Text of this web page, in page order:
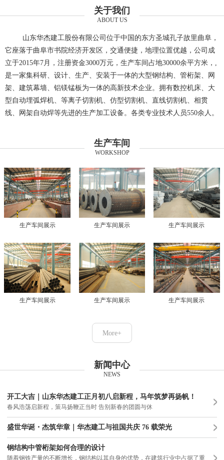
关于我们
ABOUT US
山东华杰建工股份有限公司位于中国的东方圣城孔子故里曲阜，
它座落于曲阜市书院经济开发区，交通便捷，地理位置优越，公司成
立于2015年7月，注册资金3000万元，生产车间占地30000余平方米，,
是一家集科研、设计、生产、安装于一体的大型钢结构、管桁架、网
架、建筑幕墙、铝镁锰板为一体的高新技术企业。拥有数控机床、大
型自动埋弧焊机、等离子切割机、仿型切割机、直线切割机、相贯
线、网架自动焊等先进的生产加工设备。各类专业技术人员550余人。
生产车间
WORKSHOP
生产车间展示 生产车间展示 生产车间展示
生产车间展示 生产车间展示 生产车间展示
More+
新闻中心
NEWS
开工大吉｜山东华杰建工正月初八启新程，马年筑梦再扬帆！
春风浩荡启新程，策马扬鞭正当时 告别新春的团圆与休
盛世华诞・杰筑华章｜华杰建工与祖国共庆 76 载荣光
钢结构中管桁架如何合理的设计
随着钢铁产量的不断增长，钢结构以其自身的优势，在建筑行业中占据了重